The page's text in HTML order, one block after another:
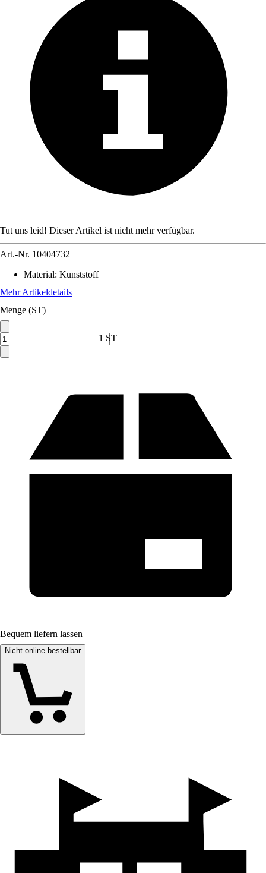
Tut uns leid! Dieser Artikel ist nicht mehr verfügbar.
Art.-Nr. 10404732
Material: Kunststoff
Mehr Artikeldetails
Menge (ST)
1 ST
Bequem liefern lassen
Nicht online bestellbar